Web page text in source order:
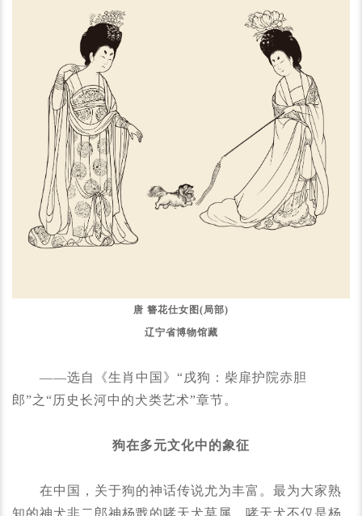
唐 簪花仕女图(局部)
辽宁省博物馆藏
——选自《生肖中国》“戌狗：柴扉护院赤胆
郎”之“历史长河中的犬类艺术”章节。
狗在多元文化中的象征
在中国，关于狗的神话传说尤为丰富。最为大家熟
知的神犬非二郎神杨戬的哮天犬莫属。哮天犬不仅是杨